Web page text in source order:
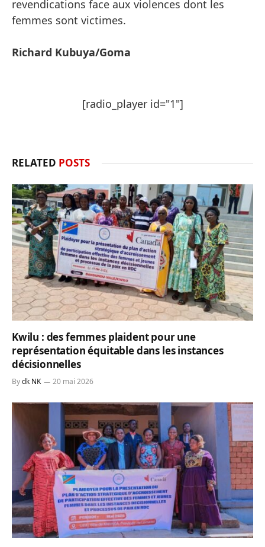
revendications face aux violences dont les
femmes sont victimes.
Richard Kubuya/Goma
[radio_player id="1"]
RELATED POSTS
Kwilu : des femmes plaident pour une
représentation équitable dans les instances
décisionnelles
Bydk NK 20 mai 2026